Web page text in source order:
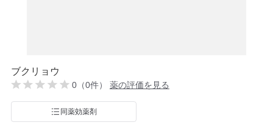
ブクリョウ
0（0件） 薬の評価を見る
同薬効薬剤